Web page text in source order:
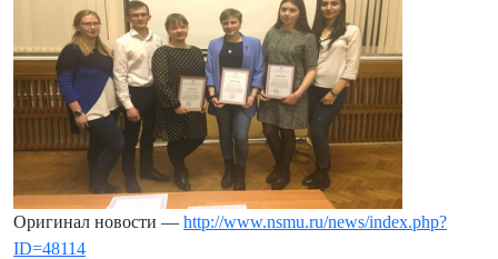
Оригинал новости — http://www.nsmu.ru/news/index.php?
ID=48114